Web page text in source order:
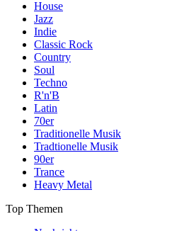
House
Jazz
Indie
Classic Rock
Country
Soul
Techno
R'n'B
Latin
70er
Traditionelle Musik
Tradtionelle Musik
90er
Trance
Heavy Metal
Top Themen